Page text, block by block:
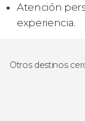
Atención
experiencia.
Otros destinos